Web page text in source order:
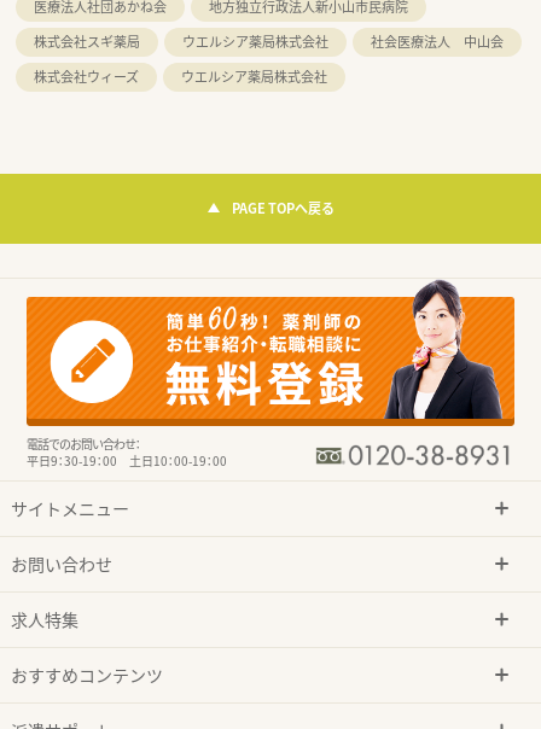
医療法人社団あかね会
地方独立行政法人新小山市民病院
株式会社スギ薬局
ウエルシア薬局株式会社
社会医療法人 中山会
株式会社ウィーズ
ウエルシア薬局株式会社
PAGE TOPへ戻る
電話でのお問い合わせ：
平日9：30-19：00 土日10：00-19：00
サイトメニュー
お問い合わせ
求人特集
おすすめコンテンツ